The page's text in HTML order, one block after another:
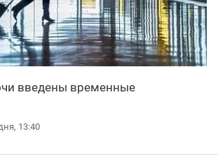
введены временные
13:40